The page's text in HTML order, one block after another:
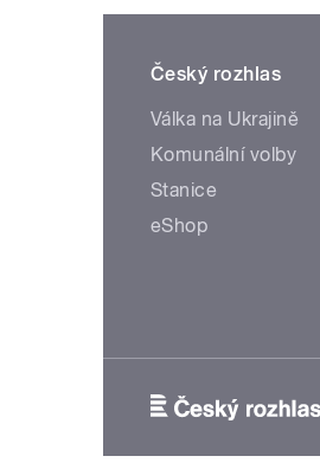
Český rozhlas
Válka na Ukrajině
Komunální volby
Stanice
eShop